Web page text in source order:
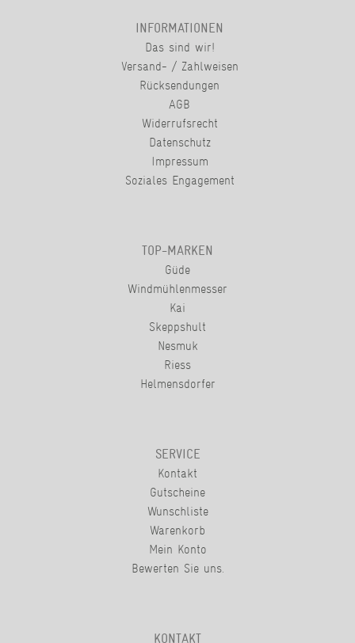
INFORMATIONEN
Das sind wir!
Versand- / Zahlweisen
Rücksendungen
AGB
Widerrufsrecht
Datenschutz
Impressum
Soziales Engagement
TOP-MARKEN
Güde
Windmühlenmesser
Kai
Skeppshult
Nesmuk
Riess
Helmensdorfer
SERVICE
Kontakt
Gutscheine
Wunschliste
Warenkorb
Mein Konto
Bewerten Sie uns.
KONTAKT